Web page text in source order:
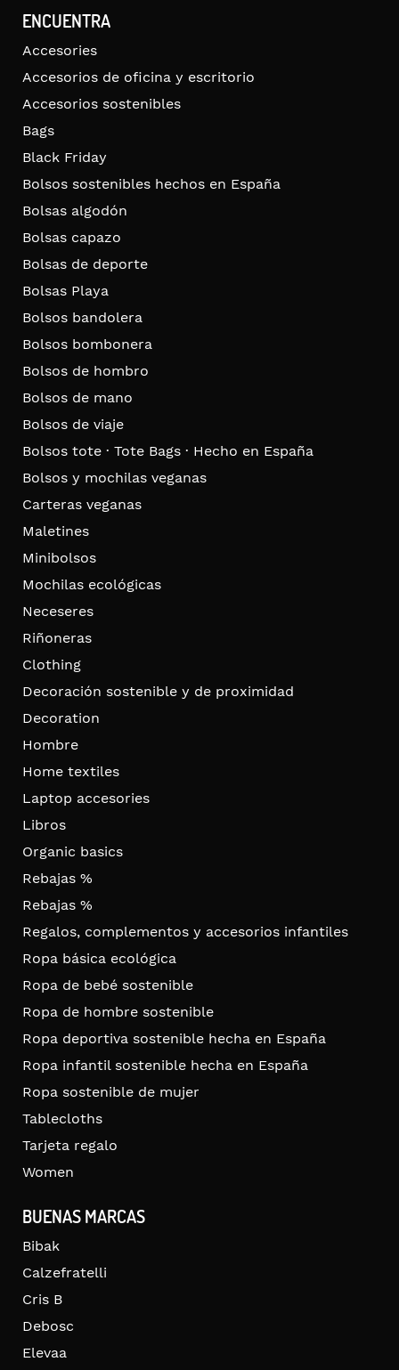
ENCUENTRA
Accesories
Accesorios de oficina y escritorio
Accesorios sostenibles
Bags
Black Friday
Bolsos sostenibles hechos en España
Bolsas algodón
Bolsas capazo
Bolsas de deporte
Bolsas Playa
Bolsos bandolera
Bolsos bombonera
Bolsos de hombro
Bolsos de mano
Bolsos de viaje
Bolsos tote · Tote Bags · Hecho en España
Bolsos y mochilas veganas
Carteras veganas
Maletines
Minibolsos
Mochilas ecológicas
Neceseres
Riñoneras
Clothing
Decoración sostenible y de proximidad
Decoration
Hombre
Home textiles
Laptop accesories
Libros
Organic basics
Rebajas %
Rebajas %
Regalos, complementos y accesorios infantiles
Ropa básica ecológica
Ropa de bebé sostenible
Ropa de hombre sostenible
Ropa deportiva sostenible hecha en España
Ropa infantil sostenible hecha en España
Ropa sostenible de mujer
Tablecloths
Tarjeta regalo
Women
BUENAS MARCAS
Bibak
Calzefratelli
Cris B
Debosc
Elevaa